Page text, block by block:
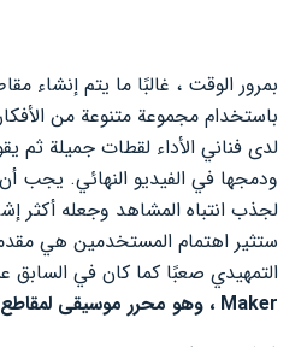
بمرور الوقت ، غالبًا ما يتم إنشاء
باستخدام مجموعة متنوعة من
لدى فناني الأداء لقطات جميلة ثم
ودمجها في الفيديو النهائي. يجب
لجذب انتباه المشاهد وجعله أكثر
ستثير اهتمام المستخدمين هي
التمهيدي صعبًا كما كان في السابق
Maker ، وهو محرر موسيقى لمقاطع الفيديو التمهيدية